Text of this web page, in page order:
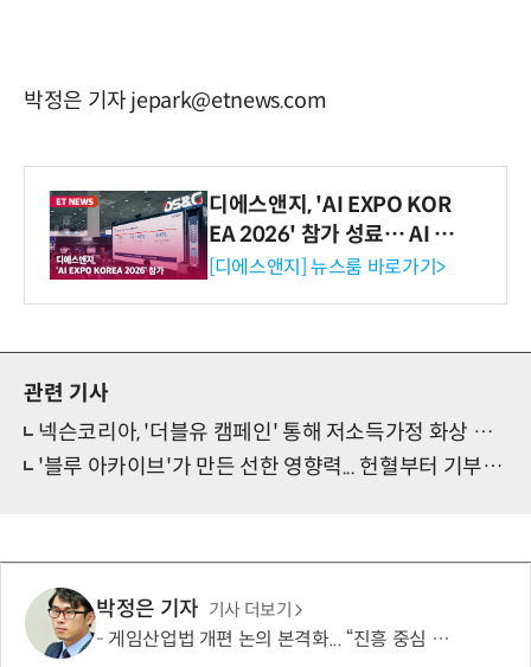
박정은 기자 jepark@etnews.com
디에스앤지, 'AI EXPO KOR
EA 2026' 참가 성료… AI 전
생애주기 아우르는 통합 솔루
[디에스앤지] 뉴스룸 바로가기>
관련 기사
넥슨코리아, '더블유 캠페인' 통해 저소득가정 화상 아동 치료비 8800만원 전달
'블루 아카이브'가 만든 선한 영향력... 헌혈부터 기부 러닝까지 사회공헌 확대
박정은 기자 기사 더보기
게임산업법 개편 논의 본격화... “진흥 중심 전환 속 세부 보완 필요”